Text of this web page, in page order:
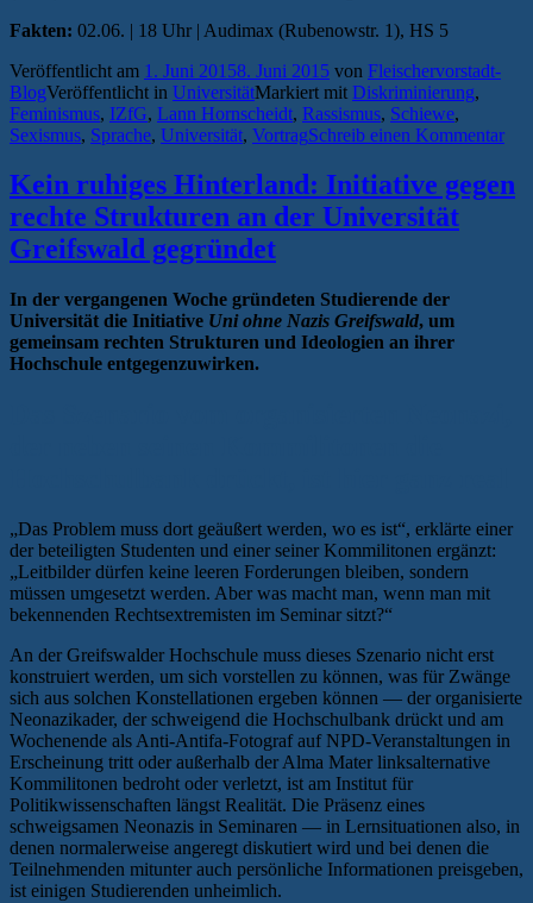
Fakten: 02.06. | 18 Uhr | Audimax (Rubenowstr. 1), HS 5
Veröffentlicht am 1. Juni 20158. Juni 2015 von Fleischervorstadt-
BlogVeröffentlicht in UniversitätMarkiert mit Diskriminierung,
Feminismus, IZfG, Lann Hornscheidt, Rassismus, Schiewe,
Sexismus, Sprache, Universität, VortragSchreib einen Kommentar
Kein ruhiges Hinterland: Initiative gegen
rechte Strukturen an der Universität
Greifswald gegründet
In der vergangenen Woche gründeten Studierende der
Universität die Initiative Uni ohne Nazis Greifswald, um
gemeinsam rechten Strukturen und Ideologien an ihrer
Hochschule entgegenzuwirken.
„Das Problem muss dort geäußert werden, wo es ist“, erklärte einer
der beteiligten Studenten und einer seiner Kommilitonen ergänzt:
„Leitbilder dürfen keine leeren Forderungen bleiben, sondern
müssen umgesetzt werden. Aber was macht man, wenn man mit
bekennenden Rechtsextremisten im Seminar sitzt?“
An der Greifswalder Hochschule muss dieses Szenario nicht erst
konstruiert werden, um sich vorstellen zu können, was für Zwänge
sich aus solchen Konstellationen ergeben können — der organisierte
Neonazikader, der schweigend die Hochschulbank drückt und am
Wochenende als Anti-Antifa-Fotograf auf NPD-Veranstaltungen in
Erscheinung tritt oder außerhalb der Alma Mater linksalternative
Kommilitonen bedroht oder verletzt, ist am Institut für
Politikwissenschaften längst Realität. Die Präsenz eines
schweigsamen Neonazis in Seminaren — in Lernsituationen also, in
denen normalerweise angeregt diskutiert wird und bei denen die
Teilnehmenden mitunter auch persönliche Informationen preisgeben,
ist einigen Studierenden unheimlich.